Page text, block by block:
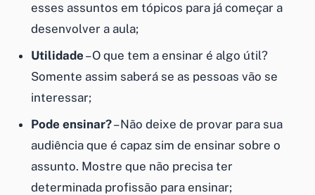
esses assuntos em tópicos para já começar a
desenvolver a aula;
Utilidade – O que tem a ensinar é algo útil?
Somente assim saberá se as pessoas vão se
interessar;
Pode ensinar?– Não deixe de provar para sua
audiência que é capaz sim de ensinar sobre o
assunto. Mostre que não precisa ter
determinada profissão para ensinar;